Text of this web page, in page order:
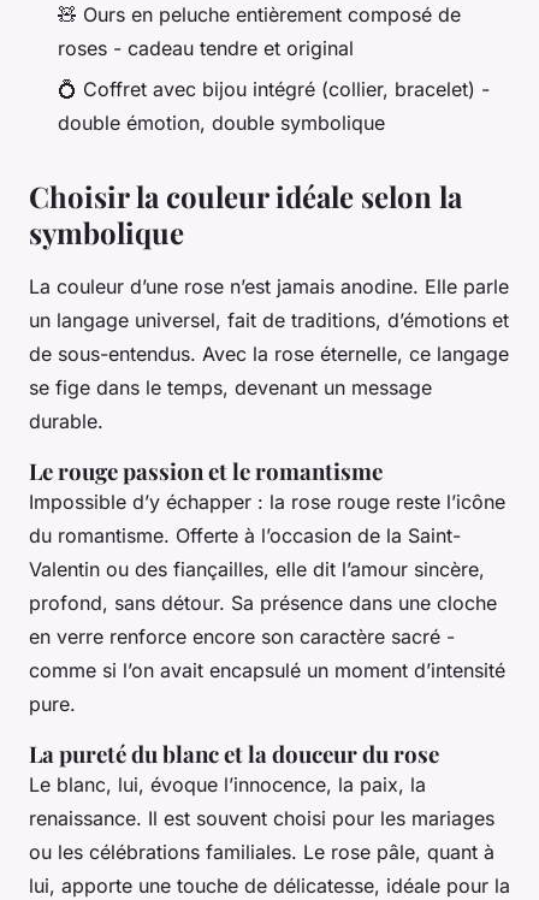
🧸 Ours en peluche entièrement composé de
roses - cadeau tendre et original
💍 Coffret avec bijou intégré (collier, bracelet) -
double émotion, double symbolique
Choisir la couleur idéale selon la
symbolique
La couleur d’une rose n’est jamais anodine. Elle parle
un langage universel, fait de traditions, d’émotions et
de sous-entendus. Avec la rose éternelle, ce langage
se fige dans le temps, devenant un message
durable.
Le rouge passion et le romantisme
Impossible d’y échapper : la rose rouge reste l’icône
du romantisme. Offerte à l’occasion de la Saint-
Valentin ou des fiançailles, elle dit l’amour sincère,
profond, sans détour. Sa présence dans une cloche
en verre renforce encore son caractère sacré -
comme si l’on avait encapsulé un moment d’intensité
pure.
La pureté du blanc et la douceur du rose
Le blanc, lui, évoque l’innocence, la paix, la
renaissance. Il est souvent choisi pour les mariages
ou les célébrations familiales. Le rose pâle, quant à
lui, apporte une touche de délicatesse, idéale pour la